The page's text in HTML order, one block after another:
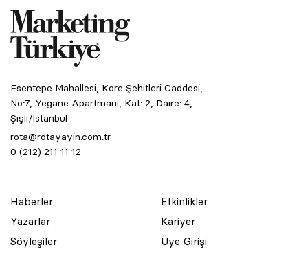
Esentepe Mahallesi, Kore Şehitleri Caddesi,
No:7, Yegane Apartmanı, Kat: 2, Daire: 4,
Şişli/İstanbul
rota@rotayayin.com.tr
0 (212) 211 11 12
Haberler
Yazarlar
Söyleşiler
Etkinlikler
Kariyer
Üye Girişi